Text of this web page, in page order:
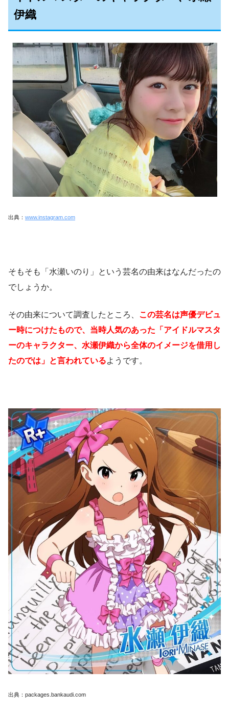
伊織
出典： www.instagram.com
そもそも「水瀬いのり」という芸名の由来はなんだったの
でしょうか。
その由来について調査したところ、 この芸名は声優デビュ
ー時につけたもので、当時人気のあった「アイドルマスタ
ーのキャラクター、水瀬伊織から全体のイメージを借用し
たのでは」と言われているようです。
出典： packages.bankaudi.com